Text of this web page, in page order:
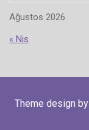
Ağustos 2026
« Nis
Theme design by